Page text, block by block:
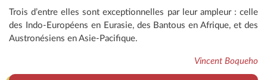
Trois d’entre elles sont exceptionnelles par leur ampleur : celle
des Indo-Européens en Eurasie, des Bantous en Afrique, et des
Austronésiens en Asie-Pacifique.
Vincent Boqueho